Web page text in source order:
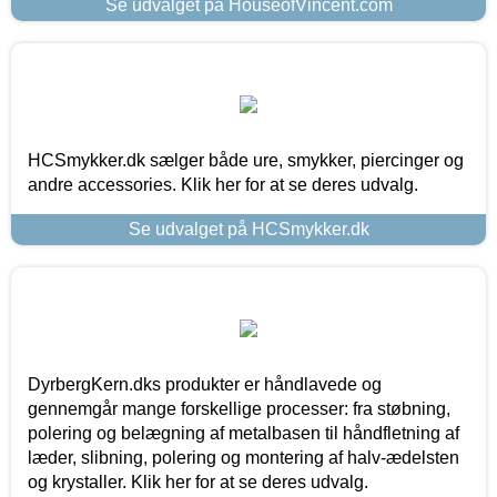
Se udvalget på HouseofVincent.com
HCSmykker.dk sælger både ure, smykker, piercinger og
andre accessories. Klik her for at se deres udvalg.
Se udvalget på HCSmykker.dk
DyrbergKern.dks produkter er håndlavede og
gennemgår mange forskellige processer: fra støbning,
polering og belægning af metalbasen til håndfletning af
læder, slibning, polering og montering af halv-ædelsten
og krystaller. Klik her for at se deres udvalg.